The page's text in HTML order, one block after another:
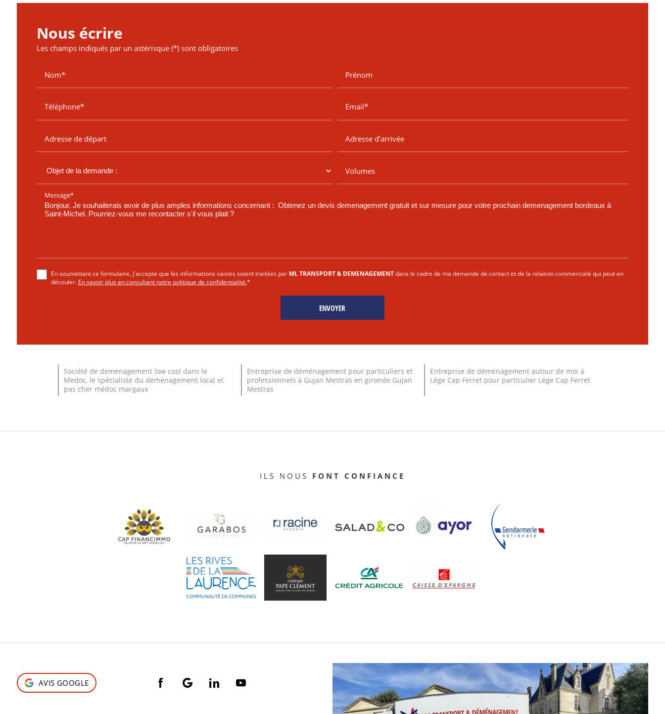
Nous écrire
Les champs indiqués par un astérisque (*) sont obligatoires
Nom* Prénom
Téléphone* Email*
Adresse de départ Adresse d'arrivée
Volumes
Message*
En soumettant ce formulaire, j'accepte que les informations saisies soient traitées par ML TRANSPORT & DEMENAGEMENTdans le cadre de ma demande de contact et de la relation commerciale qui peut en
découler. En savoir plus en consultant notre politique de confidentialité.*
Société de demenagement low cost dans le
Medoc, le spécialiste du déménagement local et
pas cher médoc margaux
Entreprise de déménagement pour particuliers et
professionnels à Gujan Mestras en gironde Gujan
Mestras
Entreprise de déménagement autour de moi à
Lége Cap Ferret pour particulier Lége Cap Ferret
ILS NOUS FONT CONFIANCE
AVIS GOOGLE